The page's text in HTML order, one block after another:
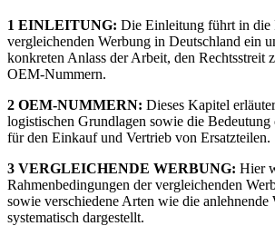
1 EINLEITUNG: Die Einleitung führt in die
vergleichenden Werbung in Deutschland ein
konkreten Anlass der Arbeit, den Rechtsstreit
OEM-Nummern.
2 OEM-NUMMERN: Dieses Kapitel
logistischen Grundlagen sowie die
für den Einkauf und Vertrieb von Ersatzteilen.
3 VERGLEICHENDE WERBUNG: Hier
Rahmenbedingungen der vergleichenden
sowie verschiedene Arten wie die anlehnende
systematisch dargestellt.